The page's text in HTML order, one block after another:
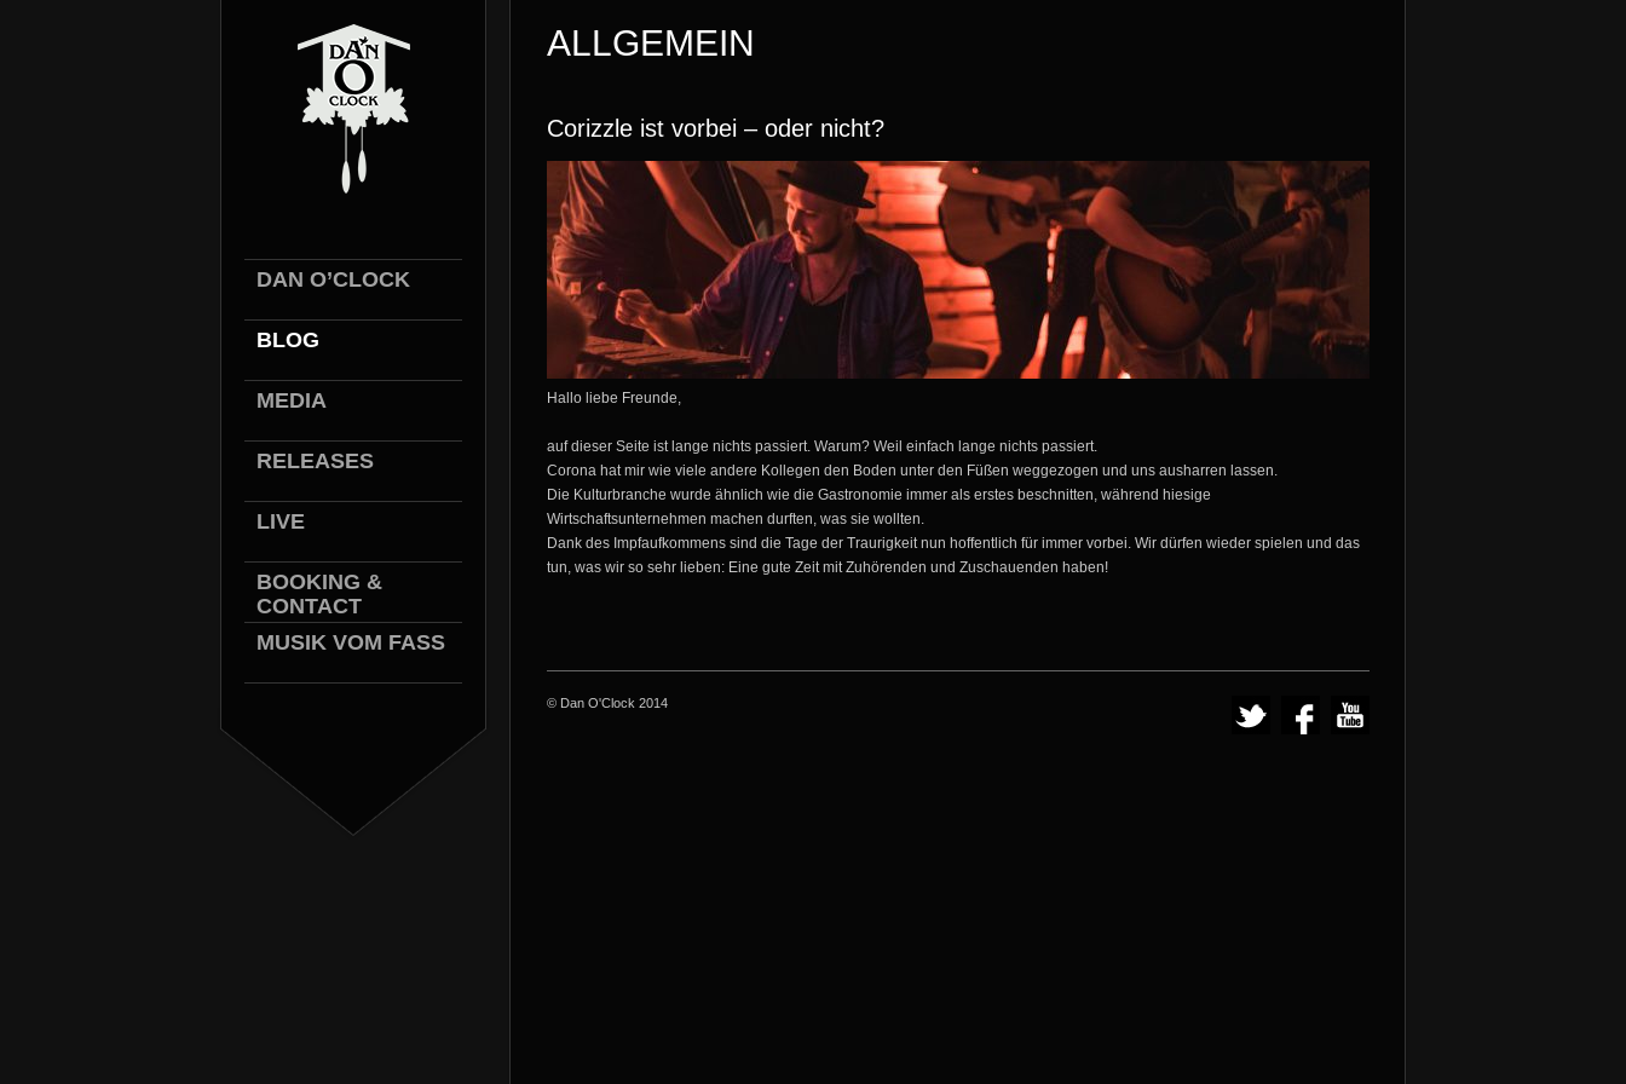
DAN O’CLOCK
BLOG
MEDIA
RELEASES
LIVE
BOOKING &
CONTACT
MUSIK VOM FASS
ALLGEMEIN
Corizzle ist vorbei – oder nicht?
Hallo liebe Freunde,
auf dieser Seite ist lange nichts passiert. Warum? Weil einfach lange nichts passiert.
Corona hat mir wie viele andere Kollegen den Boden unter den Füßen weggezogen und uns ausharren lassen.
Die Kulturbranche wurde ähnlich wie die Gastronomie immer als erstes beschnitten, während hiesige
Wirtschaftsunternehmen machen durften, was sie wollten.
Dank des Impfaufkommens sind die Tage der Traurigkeit nun hoffentlich für immer vorbei. Wir dürfen wieder spielen und das
tun, was wir so sehr lieben: Eine gute Zeit mit Zuhörenden und Zuschauenden haben!
© Dan O'Clock 2014